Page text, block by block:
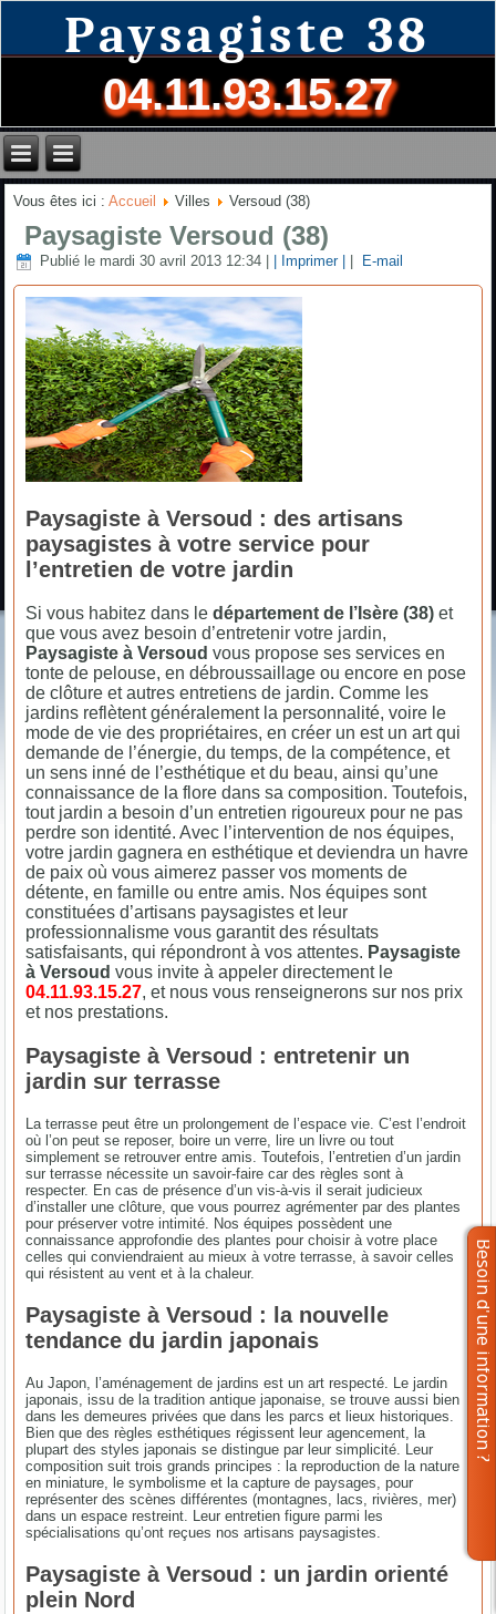
Paysagiste 38
04.11.93.15.27
Vous êtes ici :Accueil Villes Versoud (38)
Paysagiste Versoud (38)
Publié le mardi 30 avril 2013 12:34 | Imprimer | E-mail
Paysagiste à Versoud : des artisans
paysagistes à votre service pour
l’entretien de votre jardin
Si vous habitez dans ledépartement de l’Isère (38) et
que vous avez besoin d’entretenir votre jardin,
Paysagiste à Versoudvous propose ses services en
tonte de pelouse, en débroussaillage ou encore en pose
de clôture et autres entretiens de jardin. Comme les
jardins reflètent généralement la personnalité, voire le
mode de vie des propriétaires, en créer un est un art qui
demande de l’énergie, du temps, de la compétence, et
un sens inné de l’esthétique et du beau, ainsi qu’une
connaissance de la flore dans sa composition. Toutefois,
tout jardin a besoin d’un entretien rigoureux pour ne pas
perdre son identité. Avec l’intervention de nos équipes,
votre jardin gagnera en esthétique et deviendra un havre
de paix où vous aimerez passer vos moments de
détente, en famille ou entre amis. Nos équipes sont
constituées d’artisans paysagistes et leur
professionnalisme vous garantit des résultats
satisfaisants, qui répondront à vos attentes. Paysagiste
à Versoudvous invite à appeler directement le
04.11.93.15.27, et nous vous renseignerons sur nos prix
et nos prestations.
Paysagiste à Versoud : entretenir un
jardin sur terrasse
La terrasse peut être un prolongement de l’espace vie. C’est l’endroit
où l’on peut se reposer, boire un verre, lire un livre ou tout
simplement se retrouver entre amis. Toutefois, l’entretien d’un jardin
sur terrasse nécessite un savoir-faire car des règles sont à
respecter. En cas de présence d’un vis-à-vis il serait judicieux
d’installer une clôture, que vous pourrez agrémenter par des plantes
pour préserver votre intimité. Nos équipes possèdent une
connaissance approfondie des plantes pour choisir à votre place
celles qui conviendraient au mieux à votre terrasse, à savoir celles
qui résistent au vent et à la chaleur.
Paysagiste à Versoud : la nouvelle
tendance du jardin japonais
Au Japon, l’aménagement de jardins est un art respecté. Le jardin
japonais, issu de la tradition antique japonaise, se trouve aussi bien
dans les demeures privées que dans les parcs et lieux historiques.
Bien que des règles esthétiques régissent leur agencement, la
plupart des styles japonais se distingue par leur simplicité. Leur
composition suit trois grands principes : la reproduction de la nature
en miniature, le symbolisme et la capture de paysages, pour
représenter des scènes différentes (montagnes, lacs, rivières, mer)
dans un espace restreint. Leur entretien figure parmi les
spécialisations qu’ont reçues nos artisans paysagistes.
Paysagiste à Versoud : un jardin orienté
plein Nord